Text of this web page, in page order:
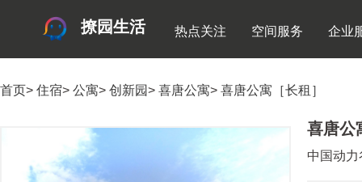
撩园生活 热点关注 空间服务 企业
首页> 住宿> 公寓> 创新园> 喜唐公寓> 喜唐公寓［长租］
喜唐公
中国动